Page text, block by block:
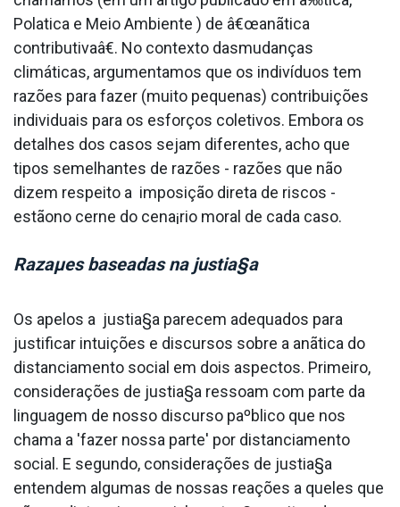
Pola­tica e Meio Ambiente ) de â€œanãtica
contributivaâ€. No contexto dasmudanças
climáticas, argumentamos que os indivíduos tem
razões para fazer (muito pequenas) contribuições
individuais para os esforços coletivos. Embora os
detalhes dos casos sejam diferentes, acho que
tipos semelhantes de razões - razões que não
dizem respeito a imposição direta de riscos -
estãono cerne do cena¡rio moral de cada caso.
Razaµes baseadas na justia§a
Os apelos a justia§a parecem adequados para
justificar intuições e discursos sobre a anãtica do
distanciamento social em dois aspectos. Primeiro,
considerações de justia§a ressoam com parte da
linguagem de nosso discurso paºblico que nos
chama a 'fazer nossa parte' por distanciamento
social. E segundo, considerações de justia§a
entendem algumas de nossas reações a queles que